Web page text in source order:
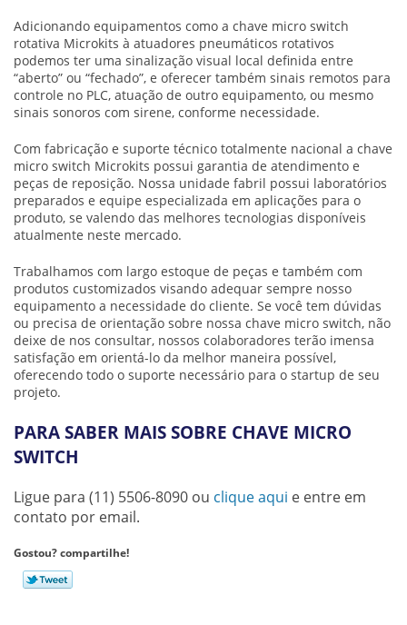
Adicionando equipamentos como a chave micro switch
rotativa Microkits à atuadores pneumáticos rotativos
podemos ter uma sinalização visual local definida entre
“aberto” ou “fechado”, e oferecer também sinais remotos para
controle no PLC, atuação de outro equipamento, ou mesmo
sinais sonoros com sirene, conforme necessidade.
Com fabricação e suporte técnico totalmente nacional a chave
micro switch Microkits possui garantia de atendimento e
peças de reposição. Nossa unidade fabril possui laboratórios
preparados e equipe especializada em aplicações para o
produto, se valendo das melhores tecnologias disponíveis
atualmente neste mercado.
Trabalhamos com largo estoque de peças e também com
produtos customizados visando adequar sempre nosso
equipamento a necessidade do cliente. Se você tem dúvidas
ou precisa de orientação sobre nossa chave micro switch, não
deixe de nos consultar, nossos colaboradores terão imensa
satisfação em orientá-lo da melhor maneira possível,
oferecendo todo o suporte necessário para o startup de seu
projeto.
PARA SABER MAIS SOBRE CHAVE MICRO
SWITCH
Ligue para (11) 5506-8090 ou clique aqui e entre em
contato por email.
Gostou? compartilhe!